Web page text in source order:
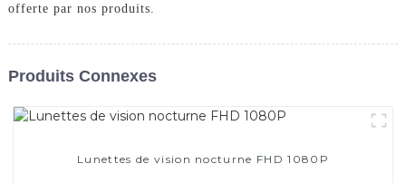
offerte par nos produits.
Produits Connexes
Lunettes de vision nocturne FHD 1080P